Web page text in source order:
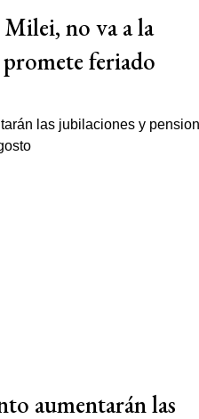
Milei, no va a la
feriado
aumentarán las